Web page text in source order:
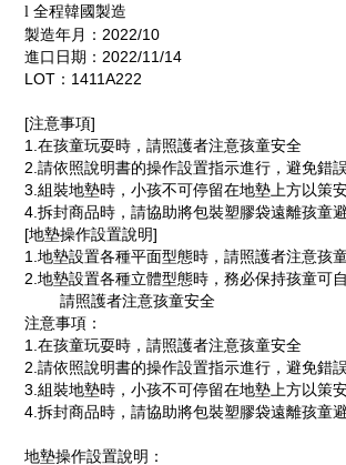
l 全程韓國製造
製造年月：2022/10
進口日期：2022/11/14
LOT：1411A222
[注意事項]
1.在孩童玩耍時，請照護者注意孩童安全
2.請依照說明書的操作設置指示進行，避免錯
3.組裝地墊時，小孩不可停留在地墊上方以策
4.拆封商品時，請協助將包裝塑膠袋遠離孩童
[地墊操作設置說明]
1.地墊設置各種平面型態時，請照護者注意孩
2.地墊設置各種立體型態時，務必保持孩童可
請照護者注意孩童安全
注意事項：
1.在孩童玩耍時，請照護者注意孩童安全
2.請依照說明書的操作設置指示進行，避免錯
3.組裝地墊時，小孩不可停留在地墊上方以策
4.拆封商品時，請協助將包裝塑膠袋遠離孩童
地墊操作設置說明：